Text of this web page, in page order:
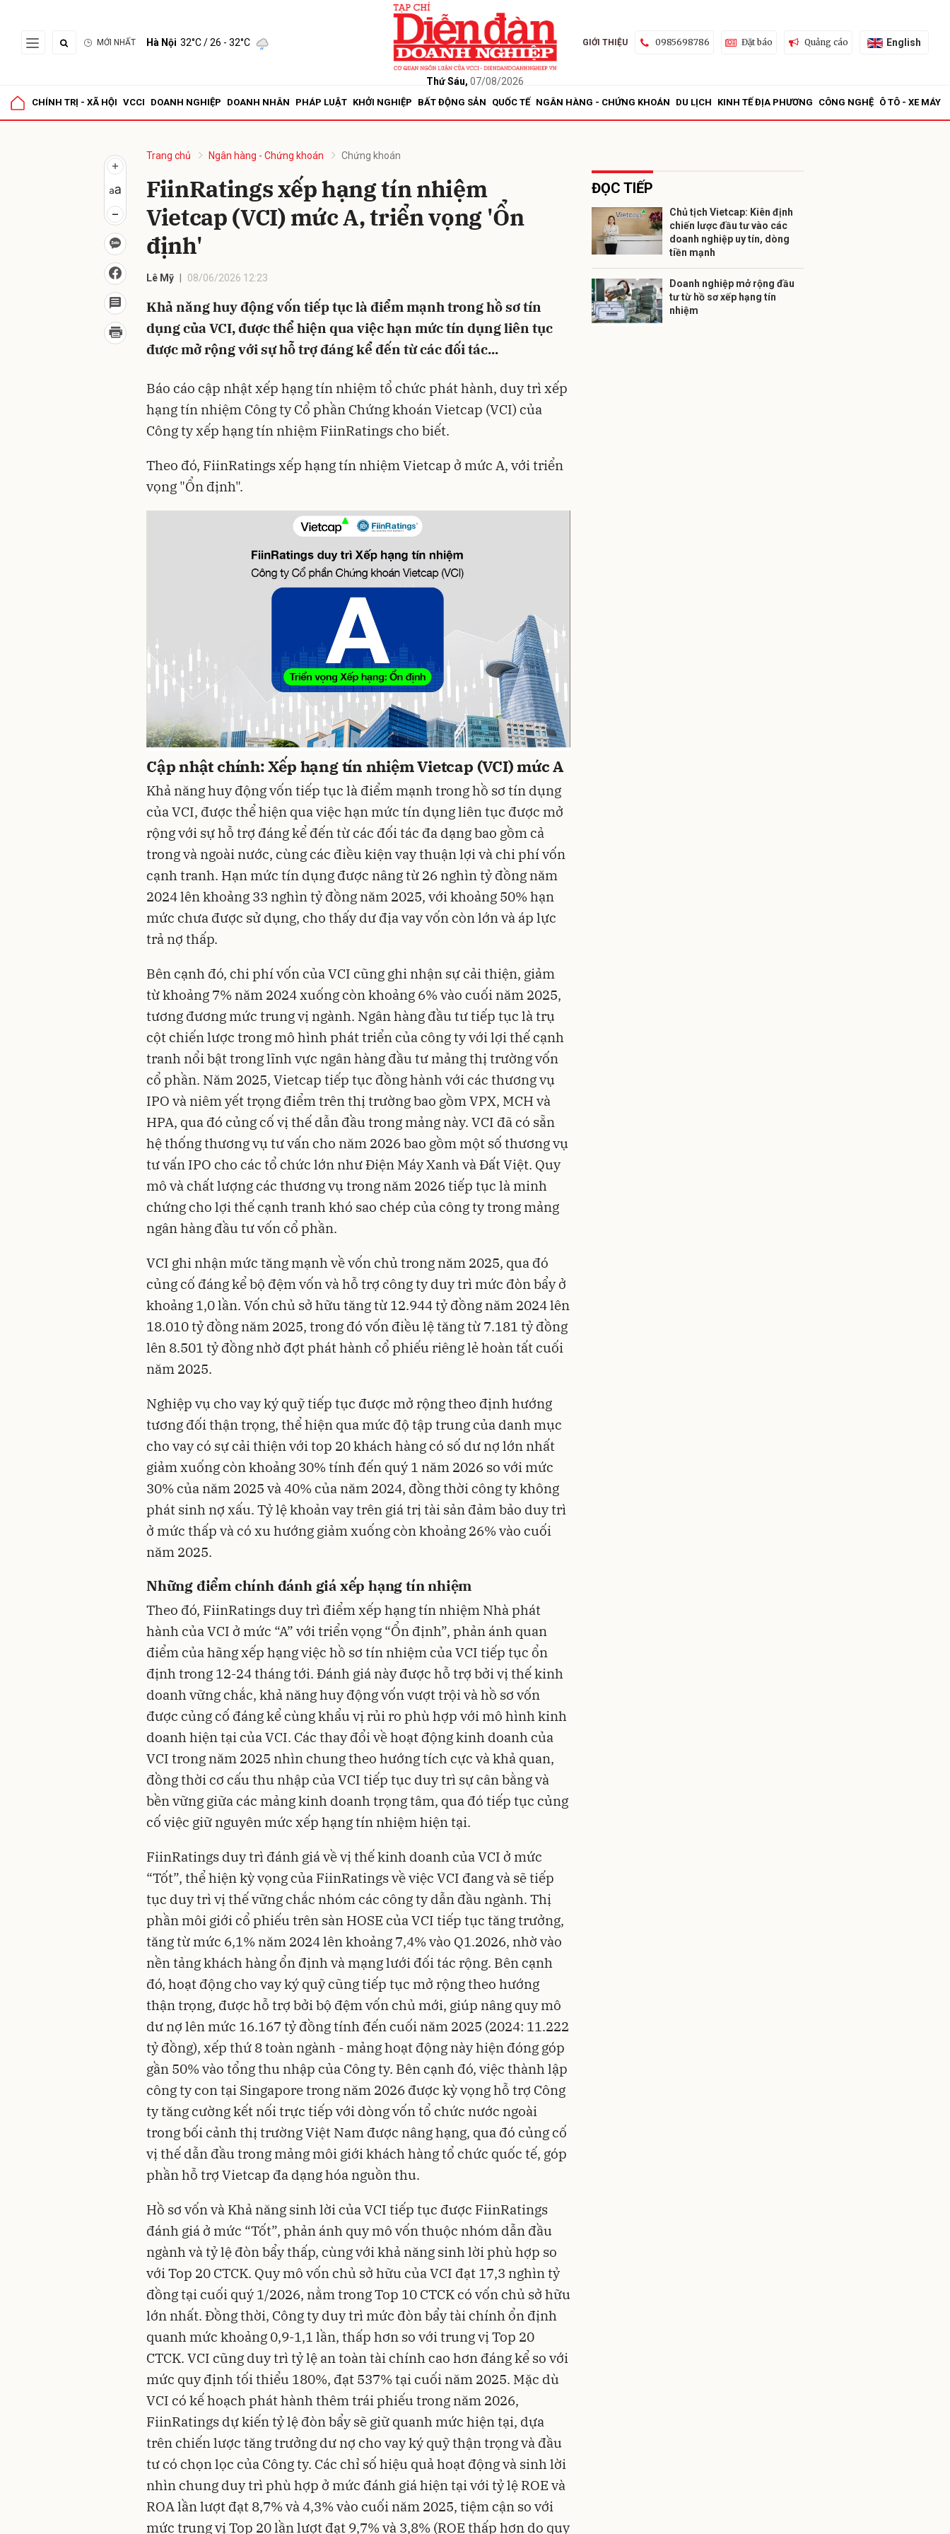
MỚI NHẤT Hà Nội 32°C/ 26 - 32°C
Thứ Sáu, 07/08/2026
GIỚI THIỆU 0985698786 Đặt báo Quảng cáo English
CHÍNH TRỊ - XÃ HỘI VCCI DOANH NGHIỆP DOANH NHÂN PHÁP LUẬT KHỞI NGHIỆP BẤT ĐỘNG SẢN QUỐC TẾ NGÂN HÀNG - CHỨNG KHOÁN DU LỊCH KINH TẾ ĐỊA PHƯƠNG CÔNG NGHỆ Ô TÔ - XE MÁY
Trang chủ Ngân hàng - Chứng khoán Chứng khoán
FiinRatings xếp hạng tín nhiệm
Vietcap (VCI) mức A, triển vọng 'Ổn
định'
Lê Mỹ 08/06/2026 12:23
Khả năng huy động vốn tiếp tục là điểm mạnh trong hồ sơ tín
dụng của VCI, được thể hiện qua việc hạn mức tín dụng liên tục
được mở rộng với sự hỗ trợ đáng kể đến từ các đối tác...
Báo cáo cập nhật xếp hạng tín nhiệm tổ chức phát hành, duy trì xếp
hạng tín nhiệm Công ty Cổ phần Chứng khoán Vietcap (VCI) của
Công ty xếp hạng tín nhiệm FiinRatings cho biết.
Theo đó, FiinRatings xếp hạng tín nhiệm Vietcap ở mức A, với triển
vọng "Ổn định".
Cập nhật chính: Xếp hạng tín nhiệm Vietcap (VCI) mức A
Khả năng huy động vốn tiếp tục là điểm mạnh trong hồ sơ tín dụng
của VCI, được thể hiện qua việc hạn mức tín dụng liên tục được mở
rộng với sự hỗ trợ đáng kể đến từ các đối tác đa dạng bao gồm cả
trong và ngoài nước, cùng các điều kiện vay thuận lợi và chi phí vốn
cạnh tranh. Hạn mức tín dụng được nâng từ 26 nghìn tỷ đồng năm
2024 lên khoảng 33 nghìn tỷ đồng năm 2025, với khoảng 50% hạn
mức chưa được sử dụng, cho thấy dư địa vay vốn còn lớn và áp lực
trả nợ thấp.
Bên cạnh đó, chi phí vốn của VCI cũng ghi nhận sự cải thiện, giảm
từ khoảng 7% năm 2024 xuống còn khoảng 6% vào cuối năm 2025,
tương đương mức trung vị ngành. Ngân hàng đầu tư tiếp tục là trụ
cột chiến lược trong mô hình phát triển của công ty với lợi thế cạnh
tranh nổi bật trong lĩnh vực ngân hàng đầu tư mảng thị trường vốn
cổ phần. Năm 2025, Vietcap tiếp tục đồng hành với các thương vụ
IPO và niêm yết trọng điểm trên thị trường bao gồm VPX, MCH và
HPA, qua đó củng cố vị thế dẫn đầu trong mảng này. VCI đã có sẵn
hệ thống thương vụ tư vấn cho năm 2026 bao gồm một số thương vụ
tư vấn IPO cho các tổ chức lớn như Điện Máy Xanh và Đất Việt. Quy
mô và chất lượng các thương vụ trong năm 2026 tiếp tục là minh
chứng cho lợi thế cạnh tranh khó sao chép của công ty trong mảng
ngân hàng đầu tư vốn cổ phần.
VCI ghi nhận mức tăng mạnh về vốn chủ trong năm 2025, qua đó
củng cố đáng kể bộ đệm vốn và hỗ trợ công ty duy trì mức đòn bẩy ở
khoảng 1,0 lần. Vốn chủ sở hữu tăng từ 12.944 tỷ đồng năm 2024 lên
18.010 tỷ đồng năm 2025, trong đó vốn điều lệ tăng từ 7.181 tỷ đồng
lên 8.501 tỷ đồng nhờ đợt phát hành cổ phiếu riêng lẻ hoàn tất cuối
năm 2025.
Nghiệp vụ cho vay ký quỹ tiếp tục được mở rộng theo định hướng
tương đối thận trọng, thể hiện qua mức độ tập trung của danh mục
cho vay có sự cải thiện với top 20 khách hàng có số dư nợ lớn nhất
giảm xuống còn khoảng 30% tính đến quý 1 năm 2026 so với mức
30% của năm 2025 và 40% của năm 2024, đồng thời công ty không
phát sinh nợ xấu. Tỷ lệ khoản vay trên giá trị tài sản đảm bảo duy trì
ở mức thấp và có xu hướng giảm xuống còn khoảng 26% vào cuối
năm 2025.
Những điểm chính đánh giá xếp hạng tín nhiệm
Theo đó, FiinRatings duy trì điểm xếp hạng tín nhiệm Nhà phát
hành của VCI ở mức “A” với triển vọng “Ổn định”, phản ánh quan
điểm của hãng xếp hạng việc hồ sơ tín nhiệm của VCI tiếp tục ổn
định trong 12-24 tháng tới. Đánh giá này được hỗ trợ bởi vị thế kinh
doanh vững chắc, khả năng huy động vốn vượt trội và hồ sơ vốn
được củng cố đáng kể cùng khẩu vị rủi ro phù hợp với mô hình kinh
doanh hiện tại của VCI. Các thay đổi về hoạt động kinh doanh của
VCI trong năm 2025 nhìn chung theo hướng tích cực và khả quan,
đồng thời cơ cấu thu nhập của VCI tiếp tục duy trì sự cân bằng và
bền vững giữa các mảng kinh doanh trọng tâm, qua đó tiếp tục củng
cố việc giữ nguyên mức xếp hạng tín nhiệm hiện tại.
FiinRatings duy trì đánh giá về vị thế kinh doanh của VCI ở mức
“Tốt”, thể hiện kỳ vọng của FiinRatings về việc VCI đang và sẽ tiếp
tục duy trì vị thế vững chắc nhóm các công ty dẫn đầu ngành. Thị
phần môi giới cổ phiếu trên sàn HOSE của VCI tiếp tục tăng trưởng,
tăng từ mức 6,1% năm 2024 lên khoảng 7,4% vào Q1.2026, nhờ vào
nền tảng khách hàng ổn định và mạng lưới đối tác rộng. Bên cạnh
đó, hoạt động cho vay ký quỹ cũng tiếp tục mở rộng theo hướng
thận trọng, được hỗ trợ bởi bộ đệm vốn chủ mới, giúp nâng quy mô
dư nợ lên mức 16.167 tỷ đồng tính đến cuối năm 2025 (2024: 11.222
tỷ đồng), xếp thứ 8 toàn ngành - mảng hoạt động này hiện đóng góp
gần 50% vào tổng thu nhập của Công ty. Bên cạnh đó, việc thành lập
công ty con tại Singapore trong năm 2026 được kỳ vọng hỗ trợ Công
ty tăng cường kết nối trực tiếp với dòng vốn tổ chức nước ngoài
trong bối cảnh thị trường Việt Nam được nâng hạng, qua đó củng cố
vị thế dẫn đầu trong mảng môi giới khách hàng tổ chức quốc tế, góp
phần hỗ trợ Vietcap đa dạng hóa nguồn thu.
Hồ sơ vốn và Khả năng sinh lời của VCI tiếp tục được FiinRatings
đánh giá ở mức “Tốt”, phản ánh quy mô vốn thuộc nhóm dẫn đầu
ngành và tỷ lệ đòn bẩy thấp, cùng với khả năng sinh lời phù hợp so
với Top 20 CTCK. Quy mô vốn chủ sở hữu của VCI đạt 17,3 nghìn tỷ
đồng tại cuối quý 1/2026, nằm trong Top 10 CTCK có vốn chủ sở hữu
lớn nhất. Đồng thời, Công ty duy trì mức đòn bẩy tài chính ổn định
quanh mức khoảng 0,9-1,1 lần, thấp hơn so với trung vị Top 20
CTCK. VCI cũng duy trì tỷ lệ an toàn tài chính cao hơn đáng kể so với
mức quy định tối thiểu 180%, đạt 537% tại cuối năm 2025. Mặc dù
VCI có kế hoạch phát hành thêm trái phiếu trong năm 2026,
FiinRatings dự kiến tỷ lệ đòn bẩy sẽ giữ quanh mức hiện tại, dựa
trên chiến lược tăng trưởng dư nợ cho vay ký quỹ thận trọng và đầu
tư có chọn lọc của Công ty. Các chỉ số hiệu quả hoạt động và sinh lời
nhìn chung duy trì phù hợp ở mức đánh giá hiện tại với tỷ lệ ROE và
ROA lần lượt đạt 8,7% và 4,3% vào cuối năm 2025, tiệm cận so với
mức trung vị Top 20 lần lượt đạt 9,7% và 3,8% (ROE thấp hơn do quy
ĐỌC TIẾP
Chủ tịch Vietcap: Kiên định
chiến lược đầu tư vào các
doanh nghiệp uy tín, dòng
tiền mạnh
Doanh nghiệp mở rộng đầu
tư từ hồ sơ xếp hạng tín
nhiệm
Gửi